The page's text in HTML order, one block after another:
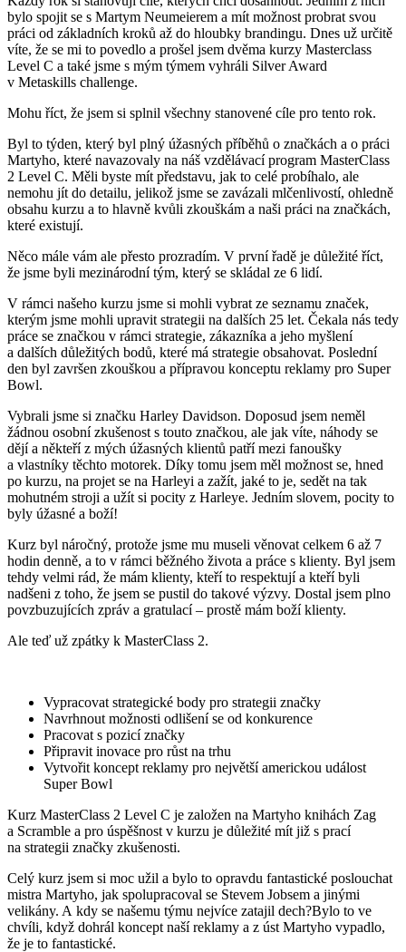
bylo spojit se s Martym Neumeierem a mít možnost probrat svou
práci od základních kroků až do hloubky brandingu. Dnes už určitě
víte, že se mi to povedlo a prošel jsem dvěma kurzy Masterclass
Level C a také jsme s mým týmem vyhráli Silver Award
v Metaskills challenge.
Mohu říct, že jsem si splnil všechny stanovené cíle pro tento rok.
Byl to týden, který byl plný úžasných příběhů o značkách a o práci
Martyho, které navazovaly na náš vzdělávací program MasterClass
2 Level C. Měli byste mít představu, jak to celé probíhalo, ale
nemohu jít do detailu, jelikož jsme se zavázali mlčenlivostí, ohledně
obsahu kurzu a to hlavně kvůli zkouškám a naši práci na značkách,
které existují.
Něco mále vám ale přesto prozradím. V první řadě je důležité říct,
že jsme byli mezinárodní tým, který se skládal ze 6 lidí.
V rámci našeho kurzu jsme si mohli vybrat ze seznamu značek,
kterým jsme mohli upravit strategii na dalších 25 let. Čekala nás tedy
práce se značkou v rámci strategie, zákazníka a jeho myšlení
a dalších důležitých bodů, které má strategie obsahovat. Poslední
den byl završen zkouškou a přípravou konceptu reklamy pro Super
Bowl.
Vybrali jsme si značku Harley Davidson. Doposud jsem neměl
žádnou osobní zkušenost s touto značkou, ale jak víte, náhody se
dějí a někteří z mých úžasných klientů patří mezi fanoušky
a vlastníky těchto motorek. Díky tomu jsem měl možnost se, hned
po kurzu, na projet se na Harleyi a zažít, jaké to je, sedět na tak
mohutném stroji a užít si pocity z Harleye. Jedním slovem, pocity to
byly úžasné a boží!
Kurz byl náročný, protože jsme mu museli věnovat celkem 6 až 7
hodin denně, a to v rámci běžného života a práce s klienty. Byl jsem
tehdy velmi rád, že mám klienty, kteří to respektují a kteří byli
nadšeni z toho, že jsem se pustil do takové výzvy. Dostal jsem plno
povzbuzujících zpráv a gratulací – prostě mám boží klienty.
Ale teď už zpátky k MasterClass 2.
Vypracovat strategické body pro strategii značky
Navrhnout možnosti odlišení se od konkurence
Pracovat s pozicí značky
Připravit inovace pro růst na trhu
Vytvořit koncept reklamy pro největší americkou událost
Super Bowl
Kurz MasterClass 2 Level C je založen na Martyho knihách Zag
a Scramble a pro úspěšnost v kurzu je důležité mít již s prací
na strategii značky zkušenosti.
Celý kurz jsem si moc užil a bylo to opravdu fantastické poslouchat
mistra Martyho, jak spolupracoval se Stevem Jobsem a jinými
velikány. A kdy se našemu týmu nejvíce zatajil dech?Bylo to ve
chvíli, když dohrál koncept naší reklamy a z úst Martyho vypadlo,
že je to fantastické.